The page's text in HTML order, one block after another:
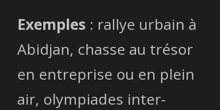
Exemples : rallye urbain à
Abidjan, chasse au trésor
en entreprise ou en plein
air, olympiades inter-